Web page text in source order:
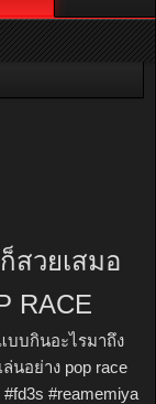
กที่นี่
สวยเสมอ
RACE
บบกินอะไรมาถึง
นอย่าง pop race
#reamemiya